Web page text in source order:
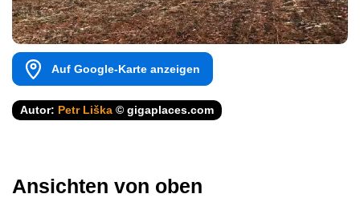
Auf Google-Karte anzeigen
Autor: Petr Liška © gigaplaces.com
Ansichten von oben